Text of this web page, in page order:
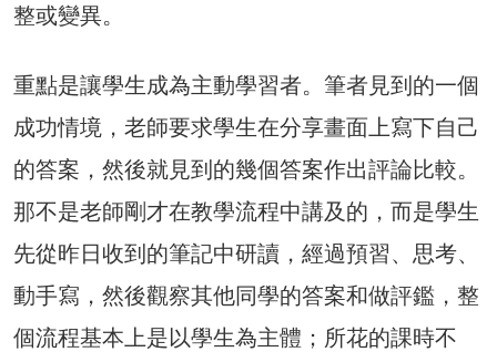
整或變異。
重點是讓學生成為主動學習者。筆者見到的一個
成功情境，老師要求學生在分享畫面上寫下自己
的答案，然後就見到的幾個答案作出評論比較。
那不是老師剛才在教學流程中講及的，而是學生
先從昨日收到的筆記中研讀，經過預習、思考、
動手寫，然後觀察其他同學的答案和做評鑑，整
個流程基本上是以學生為主體；所花的課時不